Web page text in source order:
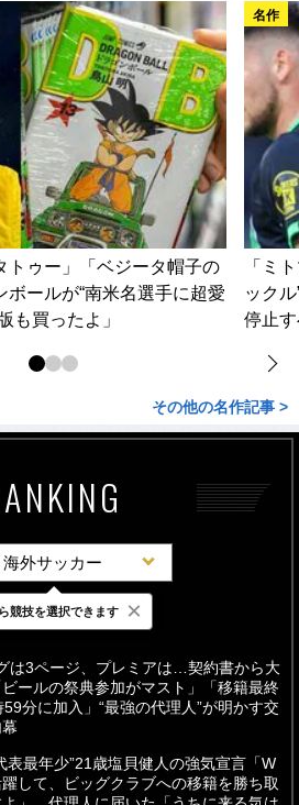
トゥー」「ベジータ帽子の
ボールが“南米名選手に超愛
も買ったよ」
名作
「ミ
ック
停止
その他の名作記事 >
海外サッカー
24時間 週間
は3ページ、プレミアは…契約書から大
ールの祭典参加がマスト」「移籍最終
59分に加入」“最強の代理人”が明かす交
表最年少”21歳塩貝健人の強気宣言「W
して、ビッグクラブへの移籍を勝ち取
競技を選択できます ×